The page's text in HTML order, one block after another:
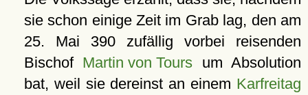
sie schon einige Zeit im Grab lag, den am
25. Mai 390 zufällig vorbei reisenden
Bischof Martin von Tours um Absolution
bat, weil sie dereinst an einem Karfreitag